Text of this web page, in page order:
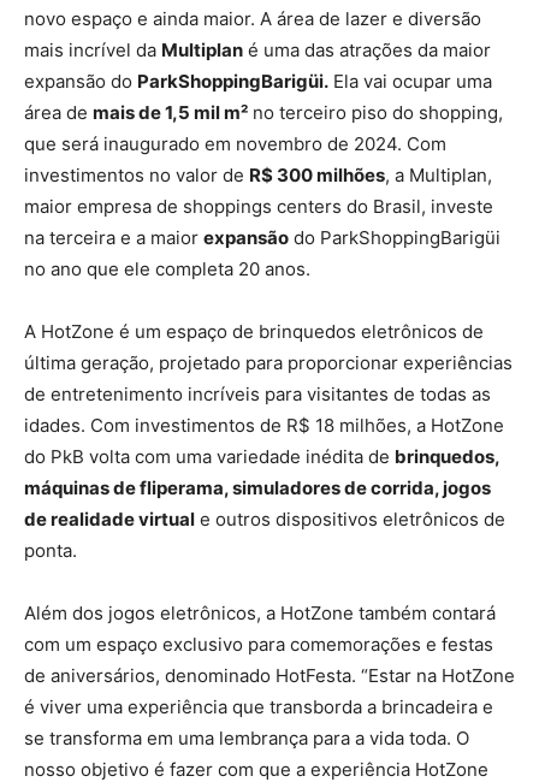
novo espaço e ainda maior. A área de lazer e diversão
mais incrível da Multiplan é uma das atrações da maior
expansão do ParkShoppingBarigüi. Ela vai ocupar uma
área de mais de 1,5 mil m² no terceiro piso do shopping,
que será inaugurado em novembro de 2024. Com
investimentos no valor de R$ 300 milhões, a Multiplan,
maior empresa de shoppings centers do Brasil, investe
na terceira e a maior expansão do ParkShoppingBarigüi
no ano que ele completa 20 anos.
A HotZone é um espaço de brinquedos eletrônicos de
última geração, projetado para proporcionar experiências
de entretenimento incríveis para visitantes de todas as
idades. Com investimentos de R$ 18 milhões, a HotZone
do PkB volta com uma variedade inédita de brinquedos,
máquinas de fliperama, simuladores de corrida, jogos
de realidade virtual e outros dispositivos eletrônicos de
ponta.
Além dos jogos eletrônicos, a HotZone também contará
com um espaço exclusivo para comemorações e festas
de aniversários, denominado HotFesta. “Estar na HotZone
é viver uma experiência que transborda a brincadeira e
se transforma em uma lembrança para a vida toda. O
nosso objetivo é fazer com que a experiência HotZone